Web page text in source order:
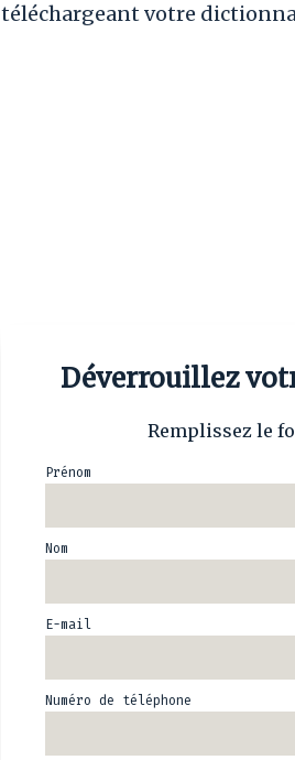
téléchargeant votre
Déverrouillez
Remplissez le
Prénom
Nom
E-mail
Numéro de téléphone